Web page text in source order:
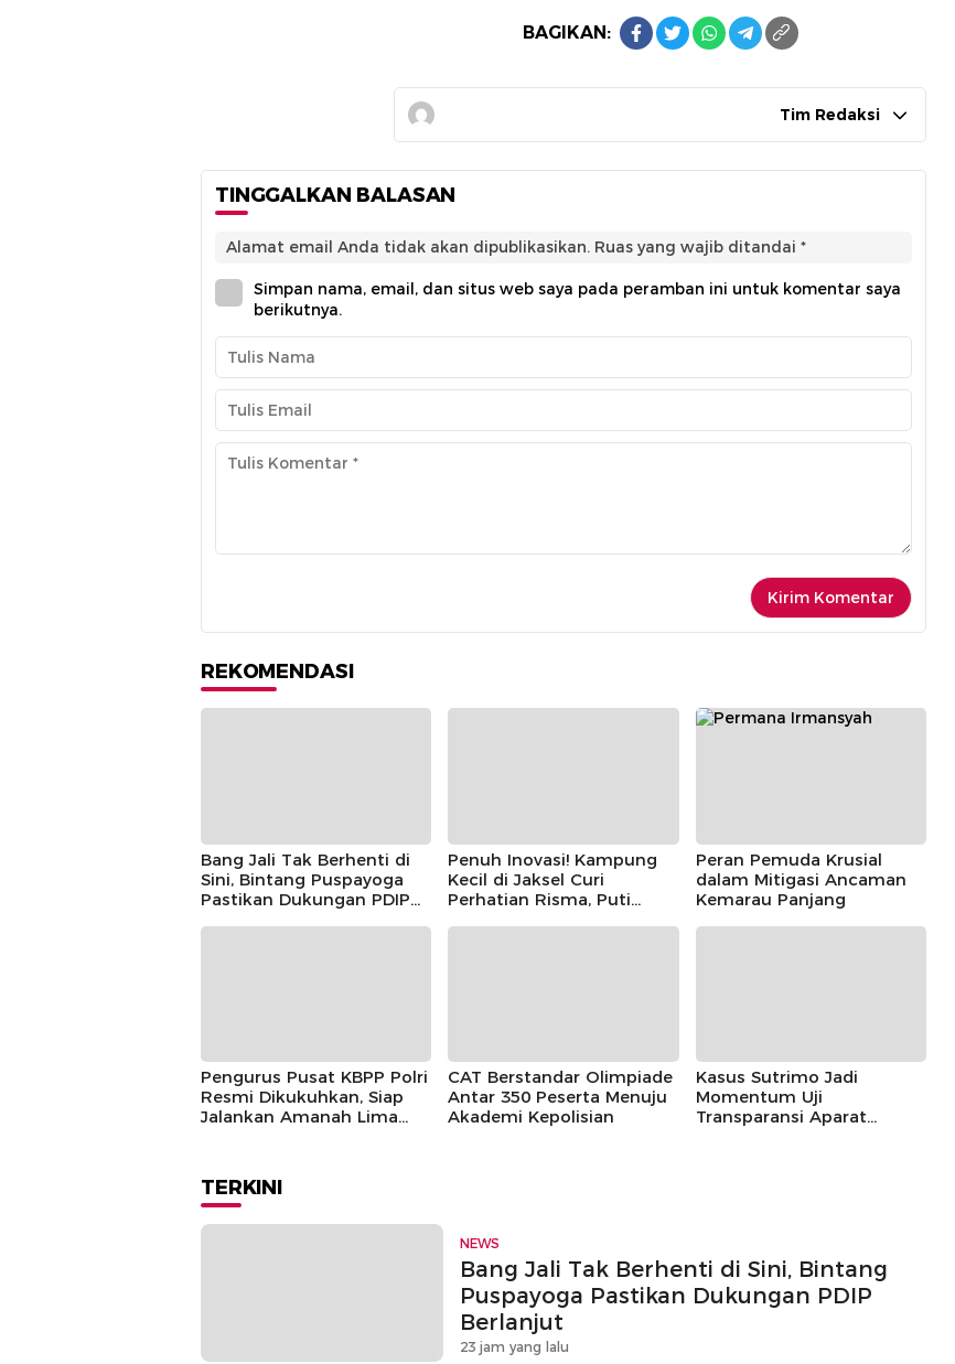
BAGIKAN:
Tim Redaksi
TINGGALKAN BALASAN
Alamat email Anda tidak akan dipublikasikan. Ruas yang wajib ditandai *
Simpan nama, email, dan situs web saya pada peramban ini untuk komentar saya
berikutnya.
REKOMENDASI
Bang Jali Tak Berhenti di
Sini, Bintang Puspayoga
Pastikan Dukungan PDIP
Penuh Inovasi! Kampung
Kecil di Jaksel Curi
Perhatian Risma, Puti
Peran Pemuda Krusial
dalam Mitigasi Ancaman
Kemarau Panjang
Pengurus Pusat KBPP Polri
Resmi Dikukuhkan, Siap
Jalankan Amanah Lima
CAT Berstandar Olimpiade
Antar 350 Peserta Menuju
Akademi Kepolisian
Kasus Sutrimo Jadi
Momentum Uji
Transparansi Aparat
TERKINI
NEWS
Bang Jali Tak Berhenti di Sini, Bintang
Puspayoga Pastikan Dukungan PDIP
Berlanjut
23 jam yang lalu